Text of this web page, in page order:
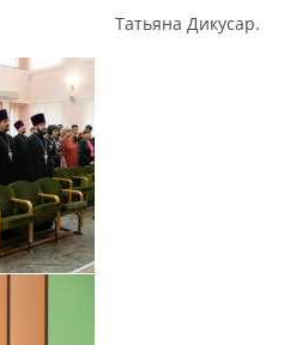
Татьяна Дикусар.